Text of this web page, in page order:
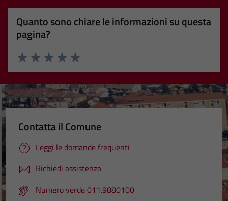
Quanto sono chiare le informazioni su questa
pagina?
Valuta 5 stelle su 5
Valuta 4 stelle su 5
Valuta 3 stelle su 5
Valuta 2 stelle su 5
Valuta 1 stelle su 5
Contatta il Comune
Leggi le domande frequenti
Richiedi assistenza
Numero verde 011.9880100